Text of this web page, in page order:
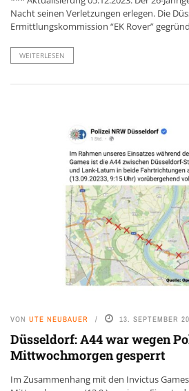
Nacht seinen Verletzungen erlegen. Die
Ermittlungskommission “EK Rover”
WEITERLESEN
VON UTE NEUBAUER 13. SEPTEMBER
Düsseldorf: A44 war wegen
Mittwochmorgen gesperrt
Im Zusammenhang mit den Invictus